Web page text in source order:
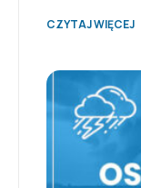
CZYTAJ WIĘCEJ